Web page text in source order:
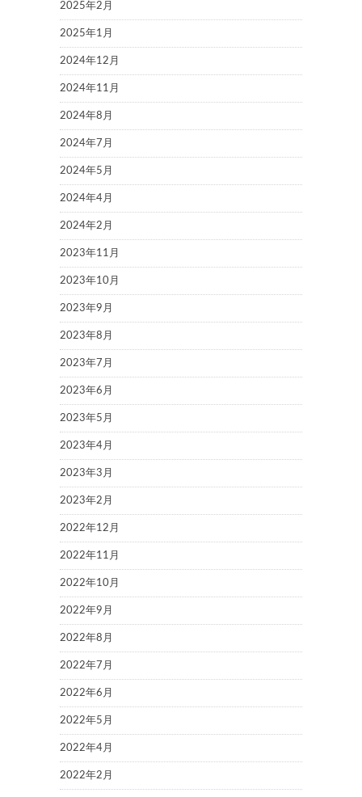
2025年2月
2025年1月
2024年12月
2024年11月
2024年8月
2024年7月
2024年5月
2024年4月
2024年2月
2023年11月
2023年10月
2023年9月
2023年8月
2023年7月
2023年6月
2023年5月
2023年4月
2023年3月
2023年2月
2022年12月
2022年11月
2022年10月
2022年9月
2022年8月
2022年7月
2022年6月
2022年5月
2022年4月
2022年2月